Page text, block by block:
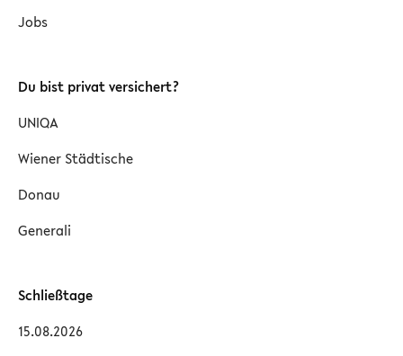
Jobs
Du bist privat versichert?
UNIQA
Wiener Städtische
Donau
Generali
Schließtage
15.08.2026